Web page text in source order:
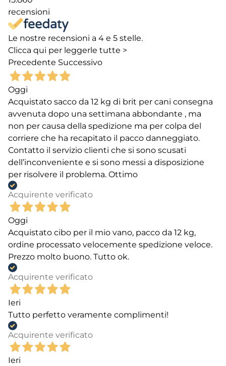
recensioni
Le nostre recensioni a 4 e 5 stelle.
Clicca qui per leggerle tutte >
Precedente Successivo
Oggi
Acquistato sacco da 12 kg di brit per cani consegna
avvenuta dopo una settimana abbondante , ma
non per causa della spedizione ma per colpa del
corriere che ha recapitato il pacco danneggiato.
Contatto il servizio clienti che si sono scusati
dell’inconveniente e si sono messi a disposizione
per risolvere il problema. Ottimo
Acquirente verificato
Oggi
Acquistato cibo per il mio vano, pacco da 12 kg,
ordine processato velocemente spedizione veloce.
Prezzo molto buono. Tutto ok.
Acquirente verificato
Ieri
Tutto perfetto veramente complimenti!
Acquirente verificato
Ieri